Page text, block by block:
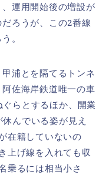
運用開始後の増設が
ろうが、この2番線
。
浦とを隔てるトンネ
佐海岸鉄道唯一の車
らとするほか、開業
んでいる姿が見え
在籍していないの
上げ線を入れても収
乗るには相当小さ